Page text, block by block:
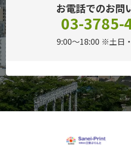
お電話でのお問
03-3785-
9:00～18:00 ※土日